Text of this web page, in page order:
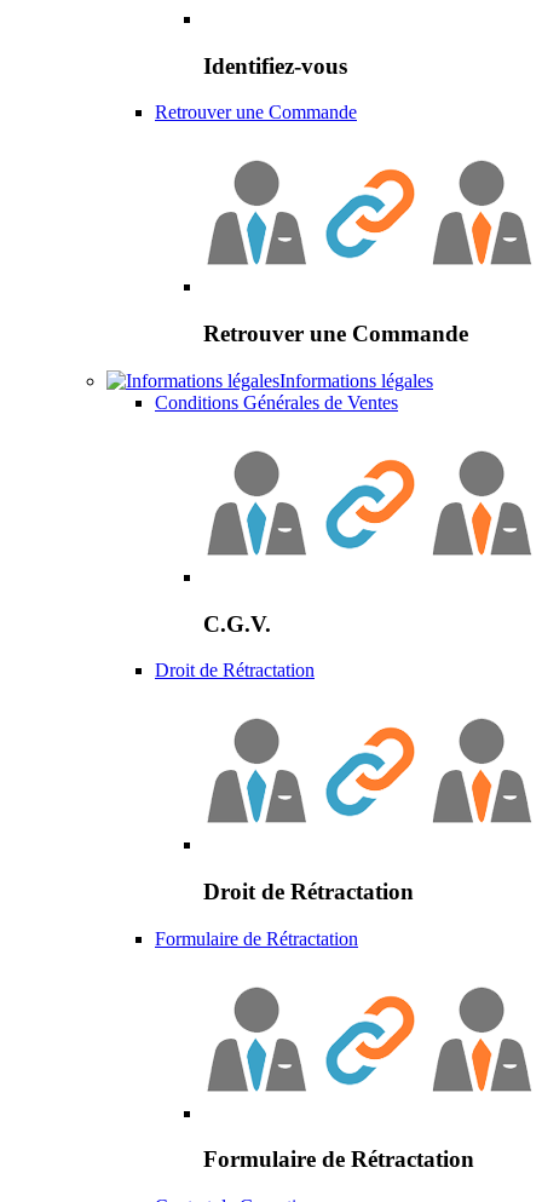
Identifiez-vous
Retrouver une Commande
Retrouver une Commande
Informations légales
Conditions Générales de Ventes
C.G.V.
Droit de Rétractation
Droit de Rétractation
Formulaire de Rétractation
Formulaire de Rétractation